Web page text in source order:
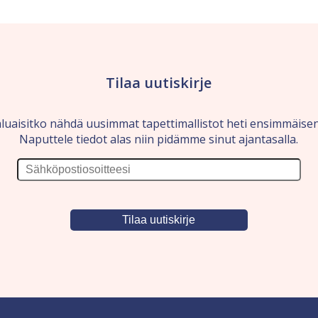
Tilaa uutiskirje
nähdä uusimmat tapettimallistot heti
Naputtele tiedot alas niin pidämme sinut ajantasalla.